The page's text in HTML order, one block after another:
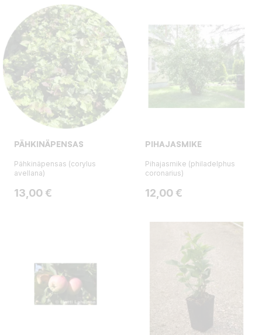
PÄHKINÄPENSAS
Pähkinäpensas (corylus
avellana)
Hinta
13,00 €
PIHAJASMIKE
Pihajasmike (philadelphus
coronarius)
Hinta
12,00 €